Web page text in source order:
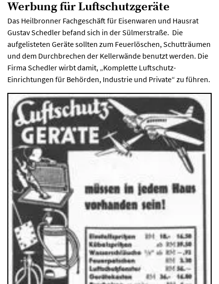
Werbung für Luftschutzgeräte
Das Heilbronner Fachgeschäft für Eisenwaren und Hausrat
Gustav Schedler befand sich in der Sülmerstraße. Die
aufgelisteten Geräte sollten zum Feuerlöschen, Schutträumen
und dem Durchbrechen der Kellerwände benutzt werden. Die
Firma Schedler wirbt damit, „Komplette Luftschutz-
Einrichtungen für Behörden, Industrie und Private“ zu führen.